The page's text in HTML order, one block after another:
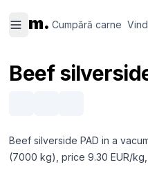
m. Cumpără carne
carne
carne
Beef
Beef silverside PAD in a
(7000 kg), price 9.30 EUR/